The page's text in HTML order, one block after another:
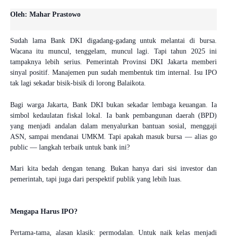
Oleh: Mahar Prastowo
Sudah lama Bank DKI digadang-gadang untuk melantai di bursa.
Wacana itu muncul, tenggelam, muncul lagi. Tapi tahun 2025 ini
tampaknya lebih serius. Pemerintah Provinsi DKI Jakarta memberi
sinyal positif. Manajemen pun sudah membentuk tim internal. Isu IPO
tak lagi sekadar bisik-bisik di lorong Balaikota.
Bagi warga Jakarta, Bank DKI bukan sekadar lembaga keuangan. Ia
simbol kedaulatan fiskal lokal. Ia bank pembangunan daerah (BPD)
yang menjadi andalan dalam menyalurkan bantuan sosial, menggaji
ASN, sampai mendanai UMKM. Tapi apakah masuk bursa — alias go
public — langkah terbaik untuk bank ini?
Mari kita bedah dengan tenang. Bukan hanya dari sisi investor dan
pemerintah, tapi juga dari perspektif publik yang lebih luas.
Mengapa Harus IPO?
Pertama-tama, alasan klasik: permodalan. Untuk naik kelas menjadi